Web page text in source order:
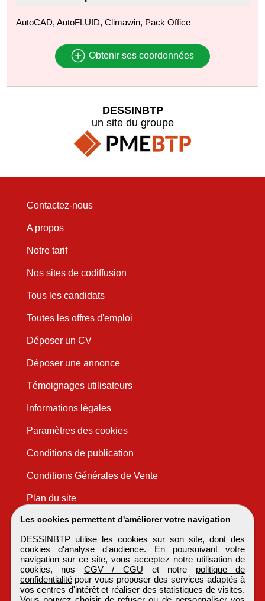
AutoCAD, AutoFLUID, Climawin, Pack Office
Obtenir ses coordonnées
Les cookies permettent d'améliorer votre navigation
DESSINBTP utilise les cookies sur son site, dont des
cookies d'analyse d'audience. En poursuivant votre
navigation sur ce site, vous acceptez notre utilisation de
cookies, nos CGV / CGU et notre politique de
confidentialitépour vous proposer des services adaptés à
vos centres d'intérêt et réaliser des statistiques de visites.
DESSINBTP
un site du groupe
Contactez-nous
A propos
Notre tarif
Nos sites de codiffusion
Tous les candidats
Toutes les offres d'emploi
Déposer un CV
Déposer une annonce
Témoignages utilisateurs
Informations légales
Paramètres des cookies
Conditions de publication
Conditions Générales de Vente
Plan du site